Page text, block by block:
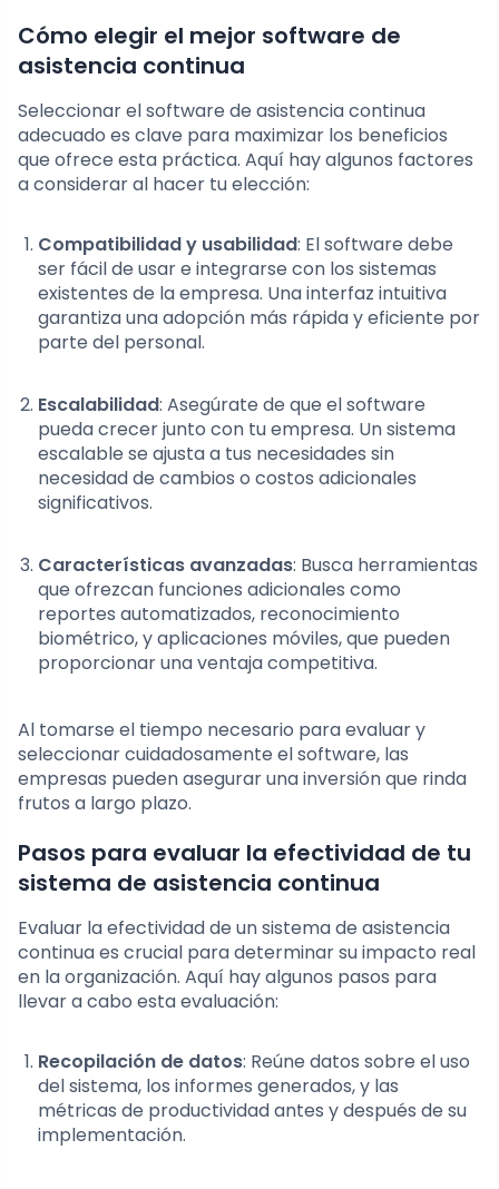
Cómo elegir el mejor software de
asistencia continua
Seleccionar el software de asistencia continua
adecuado es clave para maximizar los beneficios
que ofrece esta práctica. Aquí hay algunos factores
a considerar al hacer tu elección:
Compatibilidad y usabilidad: El software debe
ser fácil de usar e integrarse con los sistemas
existentes de la empresa. Una interfaz intuitiva
garantiza una adopción más rápida y eficiente por
parte del personal.
Escalabilidad: Asegúrate de que el software
pueda crecer junto con tu empresa. Un sistema
escalable se ajusta a tus necesidades sin
necesidad de cambios o costos adicionales
significativos.
Características avanzadas: Busca herramientas
que ofrezcan funciones adicionales como
reportes automatizados, reconocimiento
biométrico, y aplicaciones móviles, que pueden
proporcionar una ventaja competitiva.
Al tomarse el tiempo necesario para evaluar y
seleccionar cuidadosamente el software, las
empresas pueden asegurar una inversión que rinda
frutos a largo plazo.
Pasos para evaluar la efectividad de tu
sistema de asistencia continua
Evaluar la efectividad de un sistema de asistencia
continua es crucial para determinar su impacto real
en la organización. Aquí hay algunos pasos para
llevar a cabo esta evaluación:
Recopilación de datos: Reúne datos sobre el uso
del sistema, los informes generados, y las
métricas de productividad antes y después de su
implementación.